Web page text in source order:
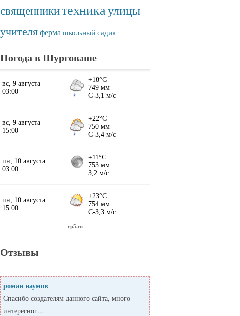
священникитехникаулицы
учителяферма школьный садик
Погода в Шурговаше
Отзывы
роман наумов
Спасибо создателям данного сайта, много
интересног...